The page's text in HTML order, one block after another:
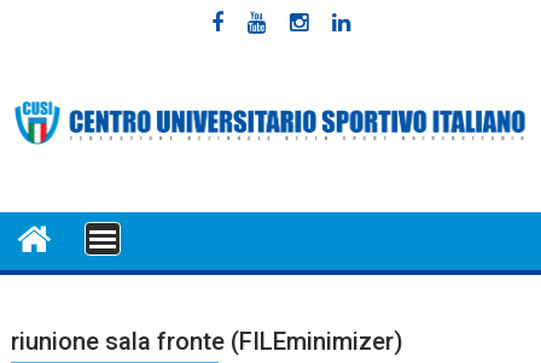
MENU
riunione sala fronte (FILEminimizer)